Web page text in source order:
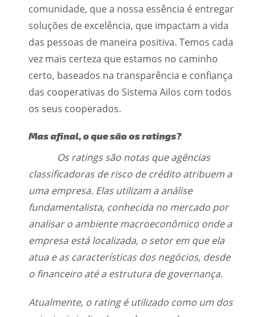
comunidade, que a nossa essência é entregar
soluções de excelência, que impactam a vida
das pessoas de maneira positiva. Temos cada
vez mais certeza que estamos no caminho
certo, baseados na transparência e confiança
das cooperativas do Sistema Ailos com todos
os seus cooperados.
Mas afinal, o que são os ratings?
Os ratings são notas que agências
classificadoras de risco de crédito atribuem a
uma empresa. Elas utilizam a análise
fundamentalista, conhecida no mercado por
analisar o ambiente macroeconômico onde a
empresa está localizada, o setor em que ela
atua e as características dos negócios, desde
o financeiro até a estrutura de governança.
Atualmente, o rating é utilizado como um dos